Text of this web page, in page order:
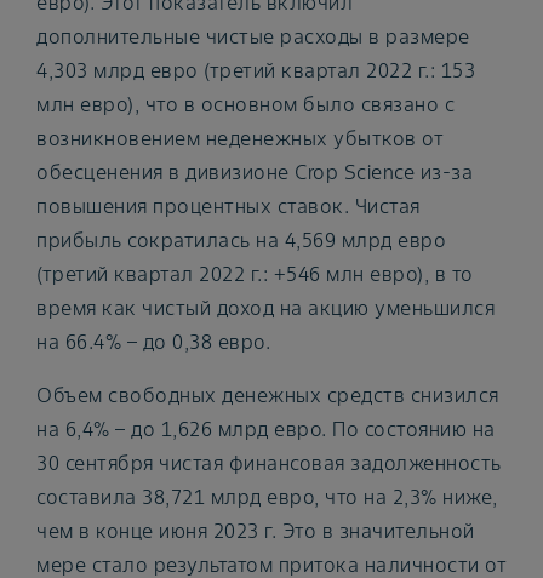
дополнительные чистые расходы в размере
4,303 млрд евро (третий квартал 2022 г.: 153
млн евро), что в основном было связано с
возникновением неденежных убытков от
обесценения в дивизионе Crop Science из-за
повышения процентных ставок. Чистая
прибыль сократилась на 4,569 млрд евро
(третий квартал 2022 г.: +546 млн евро), в то
время как чистый доход на акцию уменьшился
на 66.4% – до 0,38 евро.
Объем свободных денежных средств снизился
на 6,4% – до 1,626 млрд евро. По состоянию на
30 сентября чистая финансовая задолженность
составила 38,721 млрд евро, что на 2,3% ниже,
чем в конце июня 2023 г. Это в значительной
мере стало результатом притока наличности от